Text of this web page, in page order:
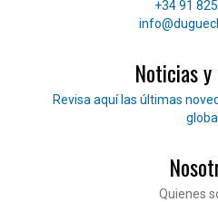
Teléfono
+34 91
Correo
Noticias
Lee nuestras noticias
Revisa aquí las últimas
global
Quienes